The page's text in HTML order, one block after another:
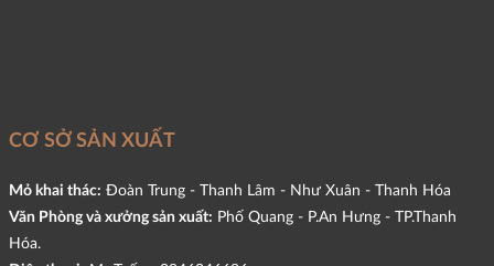
CƠ SỞ SẢN XUẤT
Mỏ khai thác: Đoàn Trung - Thanh Lâm - Như Xuân - Thanh Hóa
Văn Phòng và xưởng sản xuất: Phố Quang - P.An Hưng - TP.Thanh
Hóa.